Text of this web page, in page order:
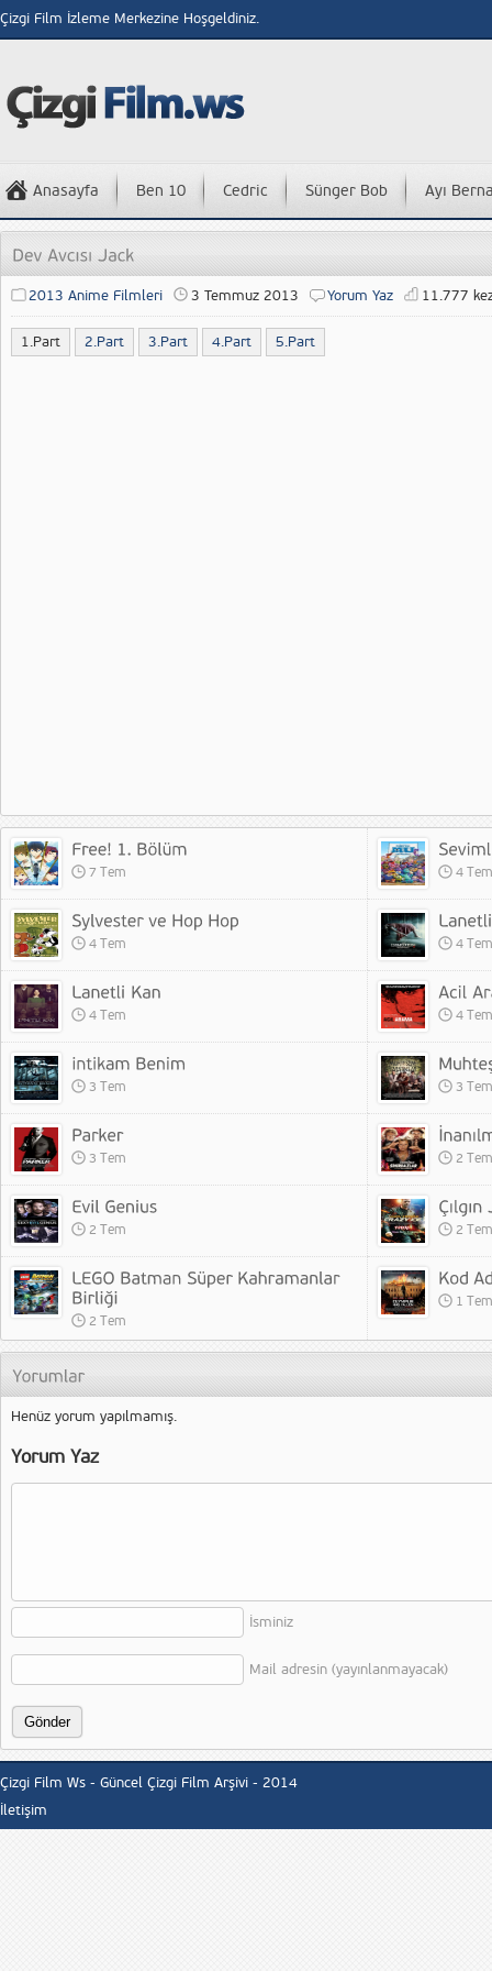
Çizgi Film İzleme Merkezine Hoşgeldiniz.
Anasayfa Ben 10 Cedric Sünger Bob Ayı
2013 Anime Filmleri 3 Temmuz 2013 Yorum Yaz 11.777
1.Part 2.Part 3.Part 4.Part 5.Part
7 Tem 4 Tem
4 Tem 4 Tem
4 Tem 4 Tem
3 Tem 3 Tem
3 Tem 2 Tem
2 Tem 2 Tem
2 Tem
1 Tem
Henüz yorum yapılmamış.
Yorum Yaz
İsminiz
Mail adresin (yayınlanmayacak)
Çizgi Film Ws - Güncel Çizgi Film Arşivi - 2014
İletişim